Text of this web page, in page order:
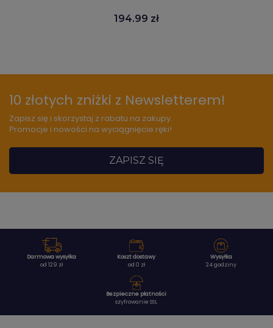
194.99 zł
10 złotych zniżki z Newsletterem!
Zapisz się i skorzystaj z rabatu na zakupy.
Promocje i nowości na wyciągnięcie ręki!
ZAPISZ SIĘ
Darmowa wysyłka
od 129 zł
Koszt dostawy
od 0 zł
Wysyłka
24 godziny
Bezpieczne płatności
szyfrowanie SSL